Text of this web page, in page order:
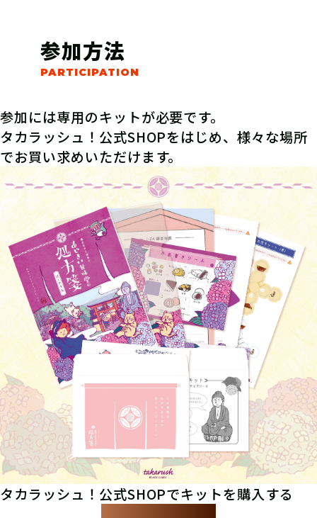
参加方法
参加には専用のキットが必要です。
タカラッシュ！公式SHOPをはじめ、様々な場所
でお買い求めいただけます。
タカラッシュ！公式SHOPでキットを購入する